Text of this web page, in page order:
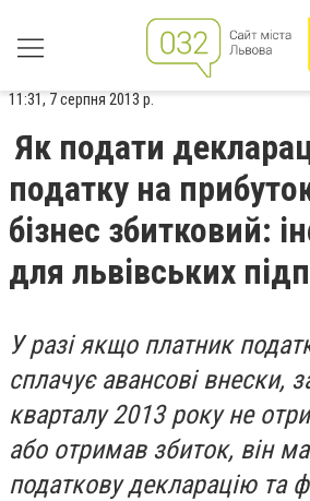
11:31, 7 серпня 2013 р.
Як подати
податку на
бізнес збитковий:
для львівських
У разі якщо платник
сплачує авансові внески,
кварталу 2013 року не
або отримав збиток, він
податкову декларацію та